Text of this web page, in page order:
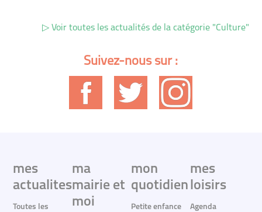
Voir toutes les actualités de la catégorie "Culture"
Suivez-nous sur :
mes
actualites
Toutes les
ma
mairie et
moi
mon
quotidien
Petite enfance
mes
loisirs
Agenda